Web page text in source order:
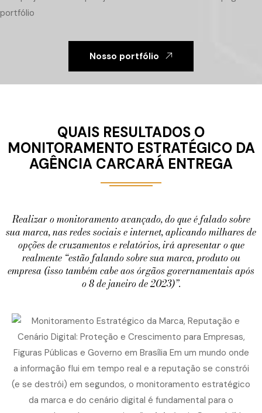
portfólio
Nosso portfólio
QUAIS RESULTADOS O
MONITORAMENTO ESTRATÉGICO DA
AGÊNCIA CARCARÁ ENTREGA
Realizar o monitoramento avançado, do que é falado sobre
sua marca, nas redes sociais e internet, aplicando milhares de
opções de cruzamentos e relatórios, irá apresentar o que
realmente “estão falando sobre sua marca, produto ou
empresa (isso também cabe aos órgãos governamentais após
o 8 de janeiro de 2023)”.